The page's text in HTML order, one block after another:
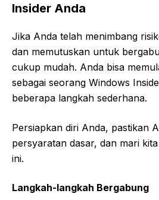
Insider Anda
Jika Anda telah menimbang
dan memutuskan untuk
cukup mudah. Anda bisa
sebagai seorang Windows
beberapa langkah sederhana.
Persiapkan diri Anda, pastikan
persyaratan dasar, dan mari
ini.
Langkah-langkah Bergabung